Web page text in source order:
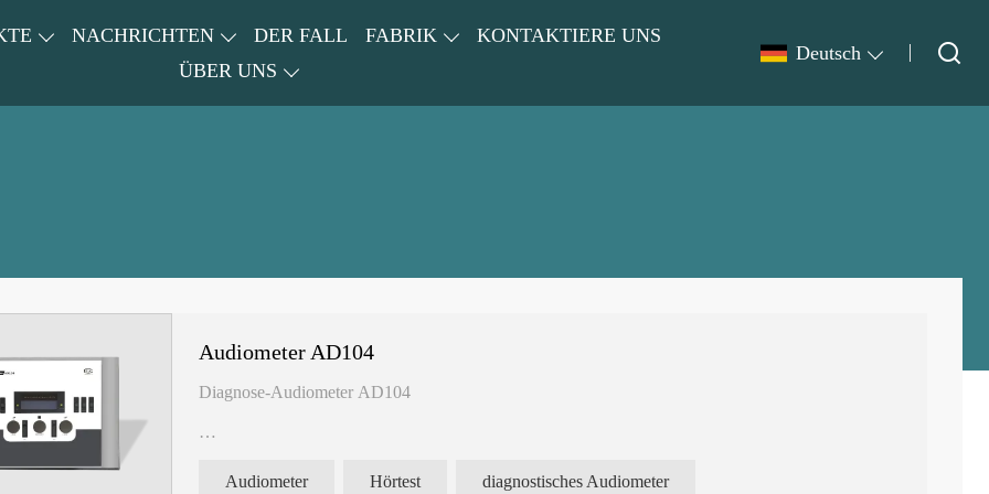
NACHRICHTEN DER FALL FABRIK
KONTAKTIERE UNS
ÜBER UNS
Deutsch
Audiometer AD104
Diagnose-Audiometer AD104
Audiometer Hörtest diagnostisches Audiometer